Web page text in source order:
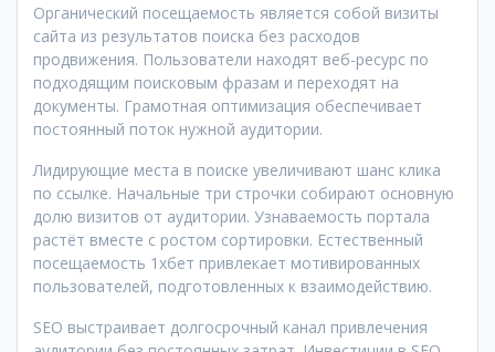
Органический посещаемость является собой визиты
сайта из результатов поиска без расходов
продвижения. Пользователи находят веб-ресурс по
подходящим поисковым фразам и переходят на
документы. Грамотная оптимизация обеспечивает
постоянный поток нужной аудитории.
Лидирующие места в поиске увеличивают шанс клика
по ссылке. Начальные три строчки собирают основную
долю визитов от аудитории. Узнаваемость портала
растёт вместе с ростом сортировки. Естественный
посещаемость 1хбет привлекает мотивированных
пользователей, подготовленных к взаимодействию.
SEO выстраивает долгосрочный канал привлечения